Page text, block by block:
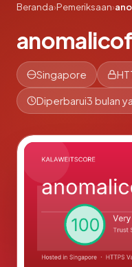
Beranda›Pemeriksaan›
Singapore
Diperbarui3 bulan